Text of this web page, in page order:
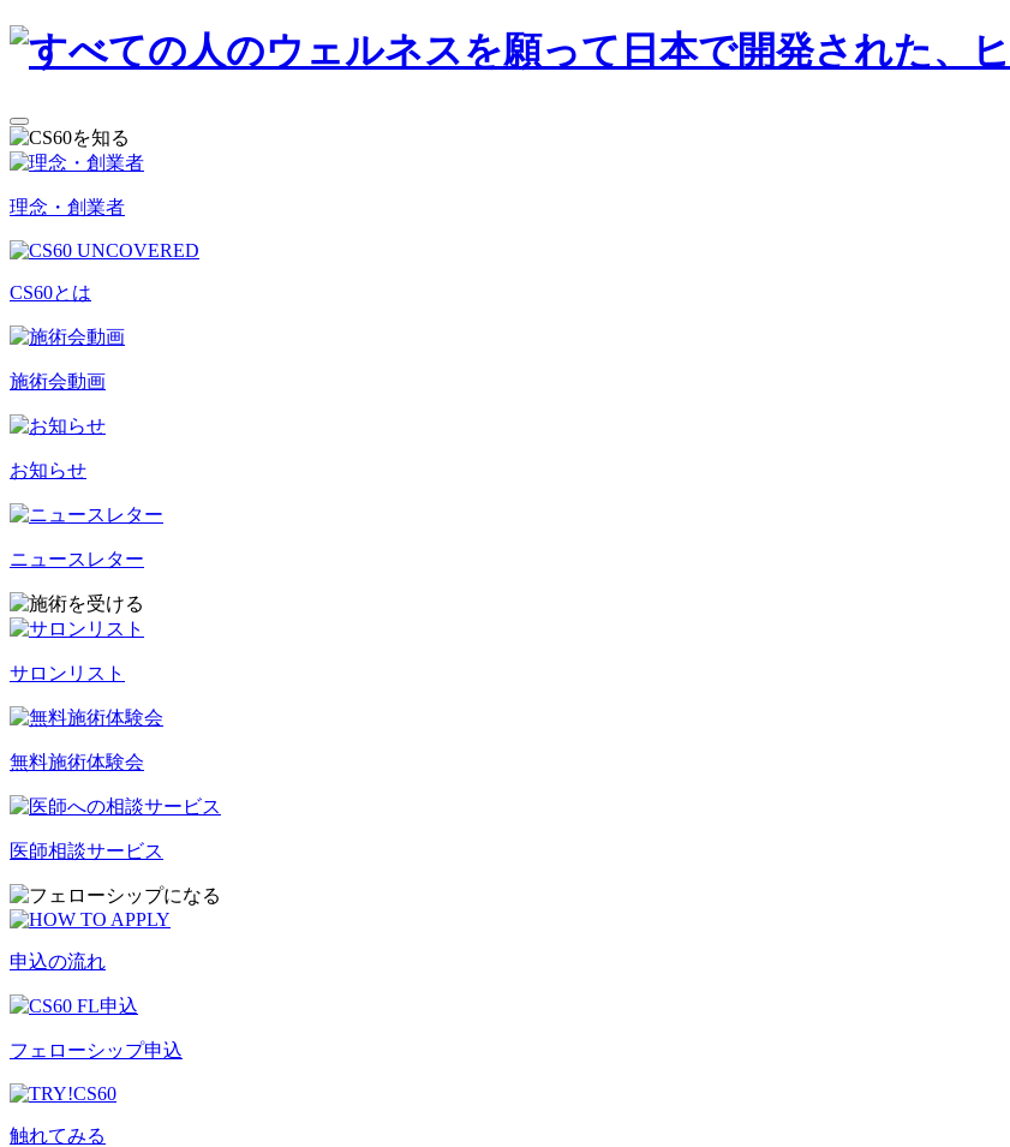
理念・創業者
CS60とは
施術会動画
お知らせ
ニュースレター
サロンリスト
無料施術体験会
医師相談サービス
申込の流れ
フェローシップ申込
触れてみる